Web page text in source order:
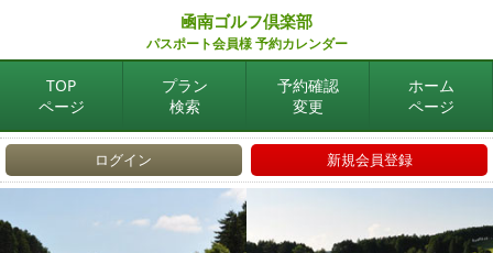
凾南ゴルフ倶楽部
パスポート会員様 予約カレンダー
TOP
ページ
プラン
検索
予約確認
変更
ホーム
ページ
ログイン 新規会員登録